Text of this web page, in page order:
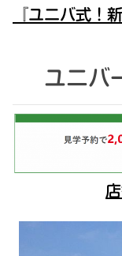
『ユニバ式！
ユニバ